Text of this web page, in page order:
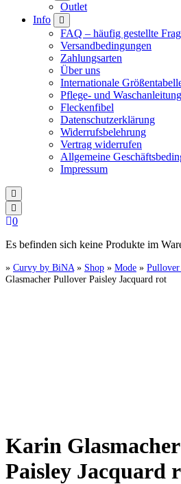
Outlet
Info
FAQ – häufig gestellte
Versandbedingungen
Zahlungsarten
Über uns
Internationale
Pflege- und
Fleckenfibel
Datenschutzerklärung
Widerrufsbelehrung
Vertrag widerrufen
Allgemeine
Impressum
0
Es befinden sich keine Produkte im
» Curvy by BiNA » Shop » Mode »
Glasmacher Pullover Paisley Jacquard rot
Karin
Paisley Jacquard